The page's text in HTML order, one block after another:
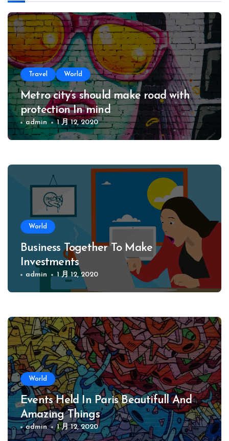
Travel World
Metro city’s should make road with
protection In mind
admin 1 月 12, 2020
World
Business Together To Make
Investments
admin 1 月 12, 2020
World
Events Held In Paris Beautifull And
Amazing Things
admin 1 月 12, 2020